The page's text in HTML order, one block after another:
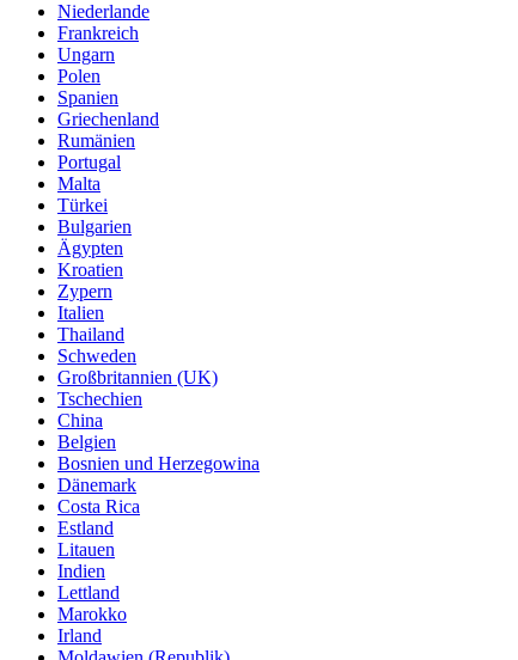
Niederlande
Frankreich
Ungarn
Polen
Spanien
Griechenland
Rumänien
Portugal
Malta
Türkei
Bulgarien
Ägypten
Kroatien
Zypern
Italien
Thailand
Schweden
Großbritannien (UK)
Tschechien
China
Belgien
Bosnien und Herzegowina
Dänemark
Costa Rica
Estland
Litauen
Indien
Lettland
Marokko
Irland